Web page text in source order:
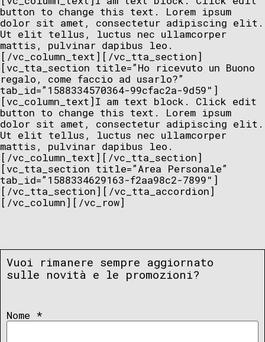
button to change this text. Lorem ipsum
dolor sit amet, consectetur adipiscing elit.
Ut elit tellus, luctus nec ullamcorper
mattis, pulvinar dapibus leo.
[/vc_column_text][/vc_tta_section]
[vc_tta_section title=”Ho ricevuto un Buono
regalo, come faccio ad usarlo?”
tab_id=”1588334570364-99cfac2a-9d59″]
[vc_column_text]I am text block. Click edit
button to change this text. Lorem ipsum
dolor sit amet, consectetur adipiscing elit.
Ut elit tellus, luctus nec ullamcorper
mattis, pulvinar dapibus leo.
[/vc_column_text][/vc_tta_section]
[vc_tta_section title=”Area Personale”
tab_id=”1588334629163-f2aa98c2-7899″]
[/vc_tta_section][/vc_tta_accordion]
[/vc_column][/vc_row]
Vuoi rimanere sempre aggiornato
sulle novità e le promozioni?
Nome *